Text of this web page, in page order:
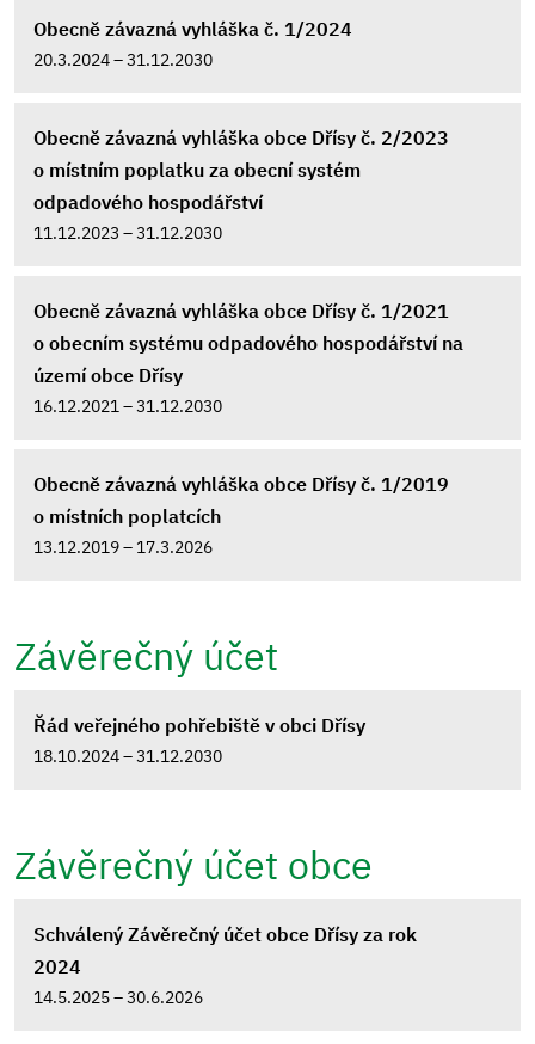
Obecně závazná vyhláška č. 1/2024
20.3.2024 – 31.12.2030
Obecně závazná vyhláška obce Dřísy č. 2/2023
o místním poplatku za obecní systém
odpadového hospodářství
11.12.2023 – 31.12.2030
Obecně závazná vyhláška obce Dřísy č. 1/2021
o obecním systému odpadového hospodářství na
území obce Dřísy
16.12.2021 – 31.12.2030
Obecně závazná vyhláška obce Dřísy č. 1/2019
o místních poplatcích
13.12.2019 – 17.3.2026
Závěrečný účet
Řád veřejného pohřebiště v obci Dřísy
18.10.2024 – 31.12.2030
Závěrečný účet obce
Schválený Závěrečný účet obce Dřísy za rok
2024
14.5.2025 – 30.6.2026